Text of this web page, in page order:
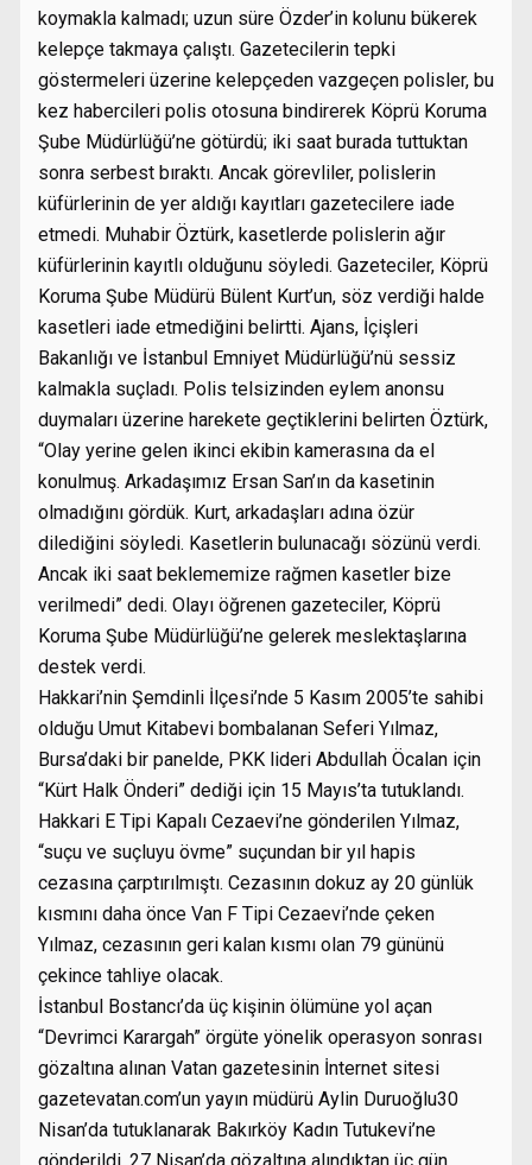
koymakla kalmadı; uzun süre Özder’in kolunu bükerek
kelepçe takmaya çalıştı. Gazetecilerin tepki
göstermeleri üzerine kelepçeden vazgeçen polisler, bu
kez habercileri polis otosuna bindirerek Köprü Koruma
Şube Müdürlüğü’ne götürdü; iki saat burada tuttuktan
sonra serbest bıraktı. Ancak görevliler, polislerin
küfürlerinin de yer aldığı kayıtları gazetecilere iade
etmedi. Muhabir Öztürk, kasetlerde polislerin ağır
küfürlerinin kayıtlı olduğunu söyledi. Gazeteciler, Köprü
Koruma Şube Müdürü Bülent Kurt’un, söz verdiği halde
kasetleri iade etmediğini belirtti. Ajans, İçişleri
Bakanlığı ve İstanbul Emniyet Müdürlüğü’nü sessiz
kalmakla suçladı. Polis telsizinden eylem anonsu
duymaları üzerine harekete geçtiklerini belirten Öztürk,
“Olay yerine gelen ikinci ekibin kamerasına da el
konulmuş. Arkadaşımız Ersan San’ın da kasetinin
olmadığını gördük. Kurt, arkadaşları adına özür
dilediğini söyledi. Kasetlerin bulunacağı sözünü verdi.
Ancak iki saat beklememize rağmen kasetler bize
verilmedi” dedi. Olayı öğrenen gazeteciler, Köprü
Koruma Şube Müdürlüğü’ne gelerek meslektaşlarına
destek verdi.
Hakkari’nin Şemdinli İlçesi’nde 5 Kasım 2005’te sahibi
olduğu Umut Kitabevi bombalanan Seferi Yılmaz,
Bursa’daki bir panelde, PKK lideri Abdullah Öcalan için
“Kürt Halk Önderi” dediği için 15 Mayıs’ta tutuklandı.
Hakkari E Tipi Kapalı Cezaevi’ne gönderilen Yılmaz,
“suçu ve suçluyu övme” suçundan bir yıl hapis
cezasına çarptırılmıştı. Cezasının dokuz ay 20 günlük
kısmını daha önce Van F Tipi Cezaevi’nde çeken
Yılmaz, cezasının geri kalan kısmı olan 79 gününü
çekince tahliye olacak.
İstanbul Bostancı’da üç kişinin ölümüne yol açan
“Devrimci Karargah” örgüte yönelik operasyon sonrası
gözaltına alınan Vatan gazetesinin İnternet sitesi
gazetevatan.com’un yayın müdürü Aylin Duruoğlu30
Nisan’da tutuklanarak Bakırköy Kadın Tutukevi’ne